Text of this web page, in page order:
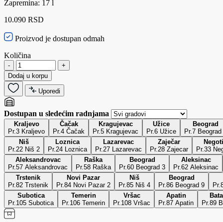
Zapremina: 17 l
10.090 RSD
Proizvod je dostupan odmah
Količina
-
+
Dodaj u korpu
Uporedi
Dostupan u sledećim radnjama
Kraljevo
Pr.3 Kraljevo
Čačak
Pr.4 Čačak
Kragujevac
Pr.5 Kragujevac
Užice
Pr.6 Užice
Beograd
Pr.7 Beograd
Niš
Pr.22 Niš 2
Loznica
Pr.24 Loznica
Lazarevac
Pr.27 Lazarevac
Zaječar
Pr.28 Zajecar
Pr.33
Aleksandrovac
Pr.57 Aleksandrovac
Raška
Pr.58 Raška
Beograd
Pr.60 Beograd 3
Aleksinac
Pr.62 Aleksinac
Trstenik
Pr.82 Trstenik
Novi Pazar
Pr.84 Novi Pazar 2
Niš
Pr.85 Niš 4
Beograd
Pr.86 Beograd 9
Subotica
Pr.105 Subotica
Temerin
Pr.106 Temerin
Vršac
Pr.108 Vršac
Apatin
Pr.87 Apatin
Pr.89